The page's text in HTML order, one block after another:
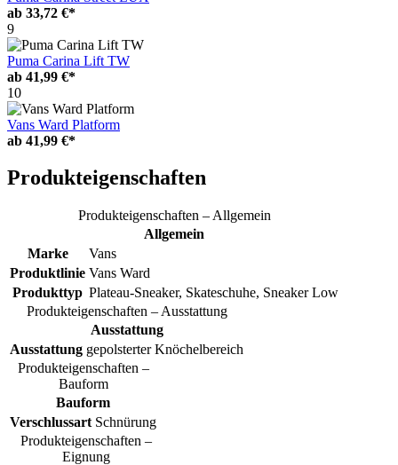
ab 33,72 €*
9
Puma Carina Lift TW
ab 41,99 €*
10
Vans Ward Platform
ab 41,99 €*
Produkteigenschaften
Produkteigenschaften – Allgemein
Allgemein
Marke
Vans
Produktlinie Vans Ward
Produkttyp Plateau-Sneaker, Skateschuhe, Sneaker Low
Produkteigenschaften – Ausstattung
Ausstattung
Ausstattung gepolsterter Knöchelbereich
Produkteigenschaften –
Bauform
Bauform
Verschlussart Schnürung
Produkteigenschaften –
Eignung